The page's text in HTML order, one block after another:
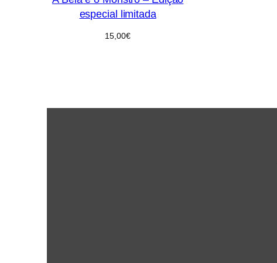
especial limitada
15,00€